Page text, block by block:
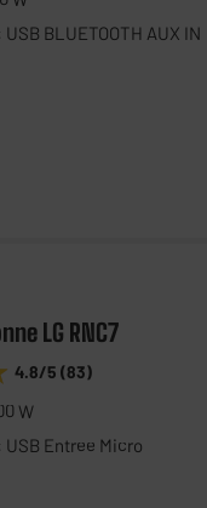
BLUETOOTH AUX IN
LG RNC7
4.8/5 (83)
W
Entree Micro